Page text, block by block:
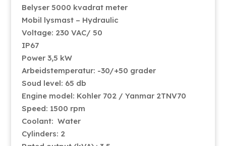
Belyser 5000 kvadrat meter
Mobil lysmast – Hydraulic
Voltage: 230 VAC/ 50
IP67
Power 3,5 kW
Arbeidstemperatur: -30/+50 grader
Soud level: 65 db
Engine model: Kohler 702 / Yanmar 2TNV70
Speed: 1500 rpm
Coolant: Water
Cylinders: 2